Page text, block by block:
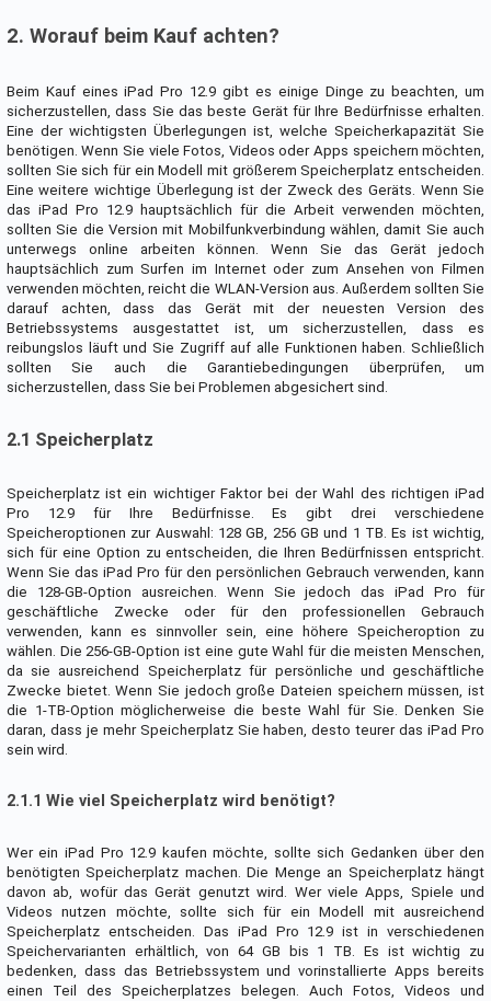
2. Worauf beim Kauf achten?
Beim Kauf eines iPad Pro 12.9 gibt es einige Dinge zu beachten, um
sicherzustellen, dass Sie das beste Gerät für Ihre Bedürfnisse erhalten.
Eine der wichtigsten Überlegungen ist, welche Speicherkapazität Sie
benötigen. Wenn Sie viele Fotos, Videos oder Apps speichern möchten,
sollten Sie sich für ein Modell mit größerem Speicherplatz entscheiden.
Eine weitere wichtige Überlegung ist der Zweck des Geräts. Wenn Sie
das iPad Pro 12.9 hauptsächlich für die Arbeit verwenden möchten,
sollten Sie die Version mit Mobilfunkverbindung wählen, damit Sie auch
unterwegs online arbeiten können. Wenn Sie das Gerät jedoch
hauptsächlich zum Surfen im Internet oder zum Ansehen von Filmen
verwenden möchten, reicht die WLAN-Version aus. Außerdem sollten Sie
darauf achten, dass das Gerät mit der neuesten Version des
Betriebssystems ausgestattet ist, um sicherzustellen, dass es
reibungslos läuft und Sie Zugriff auf alle Funktionen haben. Schließlich
sollten Sie auch die Garantiebedingungen überprüfen, um
sicherzustellen, dass Sie bei Problemen abgesichert sind.
2.1 Speicherplatz
Speicherplatz ist ein wichtiger Faktor bei der Wahl des richtigen iPad
Pro 12.9 für Ihre Bedürfnisse. Es gibt drei verschiedene
Speicheroptionen zur Auswahl: 128 GB, 256 GB und 1 TB. Es ist wichtig,
sich für eine Option zu entscheiden, die Ihren Bedürfnissen entspricht.
Wenn Sie das iPad Pro für den persönlichen Gebrauch verwenden, kann
die 128-GB-Option ausreichen. Wenn Sie jedoch das iPad Pro für
geschäftliche Zwecke oder für den professionellen Gebrauch
verwenden, kann es sinnvoller sein, eine höhere Speicheroption zu
wählen. Die 256-GB-Option ist eine gute Wahl für die meisten Menschen,
da sie ausreichend Speicherplatz für persönliche und geschäftliche
Zwecke bietet. Wenn Sie jedoch große Dateien speichern müssen, ist
die 1-TB-Option möglicherweise die beste Wahl für Sie. Denken Sie
daran, dass je mehr Speicherplatz Sie haben, desto teurer das iPad Pro
sein wird.
2.1.1 Wie viel Speicherplatz wird benötigt?
Wer ein iPad Pro 12.9 kaufen möchte, sollte sich Gedanken über den
benötigten Speicherplatz machen. Die Menge an Speicherplatz hängt
davon ab, wofür das Gerät genutzt wird. Wer viele Apps, Spiele und
Videos nutzen möchte, sollte sich für ein Modell mit ausreichend
Speicherplatz entscheiden. Das iPad Pro 12.9 ist in verschiedenen
Speichervarianten erhältlich, von 64 GB bis 1 TB. Es ist wichtig zu
bedenken, dass das Betriebssystem und vorinstallierte Apps bereits
einen Teil des Speicherplatzes belegen. Auch Fotos, Videos und